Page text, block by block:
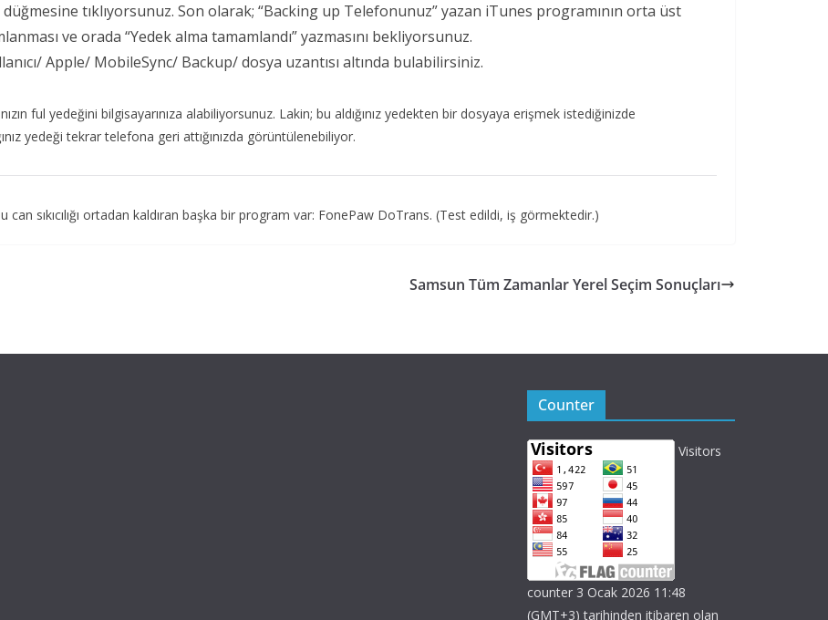
düğmesine tıklıyorsunuz. Son olarak; “Backing up Telefonunuz” yazan iTunes programının orta üst
ve orada “Yedek alma tamamlandı” yazmasını bekliyorsunuz.
Apple/ MobileSync/ Backup/ dosya uzantısı altında bulabilirsiniz.
ful yedeğini bilgisayarınıza alabiliyorsunuz. Lakin; bu aldığınız yedekten bir dosyaya erişmek istediğinizde
yedeği tekrar telefona geri attığınızda görüntülenebiliyor.
can sıkıcılığı ortadan kaldıran başka bir program var: FonePaw DoTrans. (Test edildi, iş görmektedir.)
Samsun Tüm Zamanlar Yerel Seçim Sonuçları
Counter
Visitors
counter 3 Ocak 2026 11:48
(GMT+3) tarihinden itibaren olan